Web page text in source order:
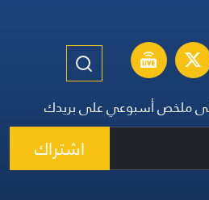
ملخص أسبوعي على بريدك
اشتراك